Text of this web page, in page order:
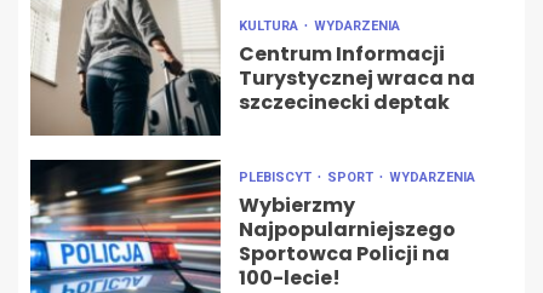
KULTURA WYDARZENIA
Centrum Informacji
Turystycznej wraca na
szczecinecki deptak
PLEBISCYT SPORT WYDARZENIA
Wybierzmy
Najpopularniejszego
Sportowca Policji na
100-lecie!